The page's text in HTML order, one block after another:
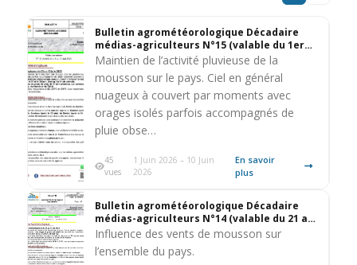
Bulletin agrométéorologique Décadaire
médias-agriculteurs N°15 (valable du 1er
au 10 juin 2026)
Maintien de l’activité pluvieuse de la
mousson sur le pays. Ciel en général
nuageux à couvert par moments avec
orages isolés parfois accompagnés de
pluie obse…
45
vues
1 Juin 2026 – 10 Juin
2026
En savoir
plus
Bulletin agrométéorologique Décadaire
médias-agriculteurs N°14 (valable du 21 au
31 mai 2026)
Influence des vents de mousson sur
l’ensemble du pays.